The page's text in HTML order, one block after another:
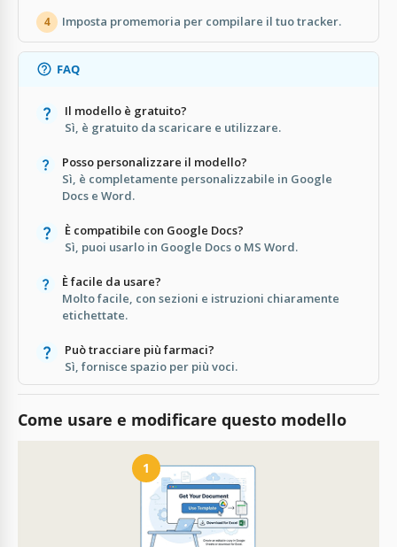
4 Imposta promemoria per compilare il tuo tracker.
FAQ
Il modello è gratuito?
Sì, è gratuito da scaricare e utilizzare.
Posso personalizzare il modello?
Sì, è completamente personalizzabile in Google
Docs e Word.
È compatibile con Google Docs?
Sì, puoi usarlo in Google Docs o MS Word.
È facile da usare?
Molto facile, con sezioni e istruzioni chiaramente
etichettate.
Può tracciare più farmaci?
Sì, fornisce spazio per più voci.
Come usare e modificare questo modello
1